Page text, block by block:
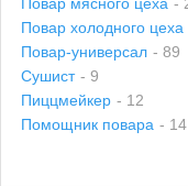
Повар холодного цеха
Повар-универсал - 89
Сушист - 9
Пиццмейкер - 12
Помощник повара - 14